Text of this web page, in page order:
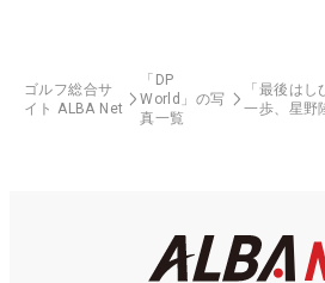
ゴルフ総合サ
イト ALBA Net
「DP
World」の写
真一覧
「最後は
一歩、星野